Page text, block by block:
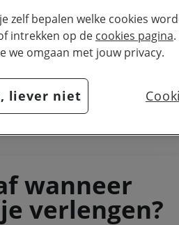
wanneer
verlengen?
zelf bepalen welke cookies
intrekken op de cookies pagina
we omgaan met jouw privacy.
liever niet